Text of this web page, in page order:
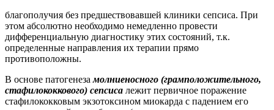
благополучия без предшествовавшей клиники сепсиса. При
этом абсолютно необходимо немедленно провести
дифференциальную диагностику этих состояний, т.к.
определенные направления их терапии прямо
противоположны.
В основе патогенезамолниеносного (грамположительного,
стафилококкового) сепсиса лежит первичное поражение
стафилококковым экзотоксином миокарда с падением его